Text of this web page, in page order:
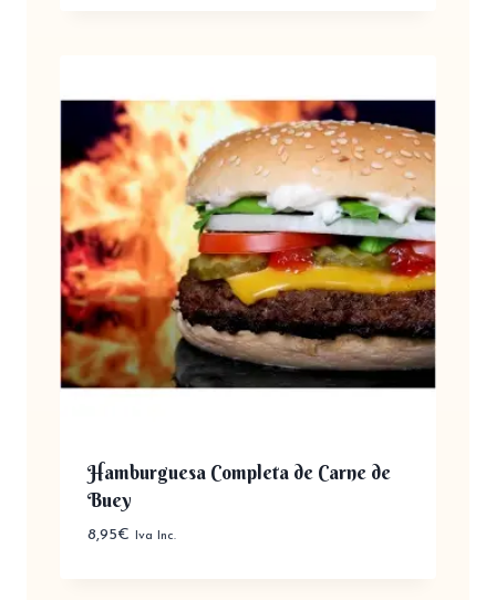
Hamburguesa Completa de Carne de
Buey
8,95€ Iva Inc.